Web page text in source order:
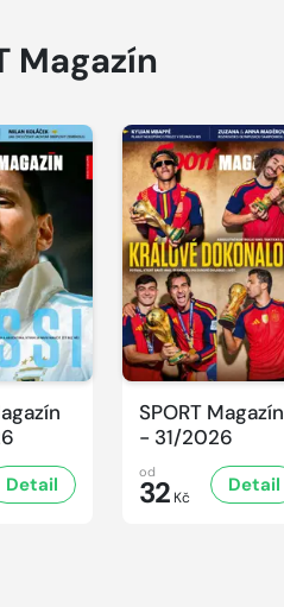
Magazín
Detail
SPORT Magazín
- 31/2026
od
32 Kč
Detail